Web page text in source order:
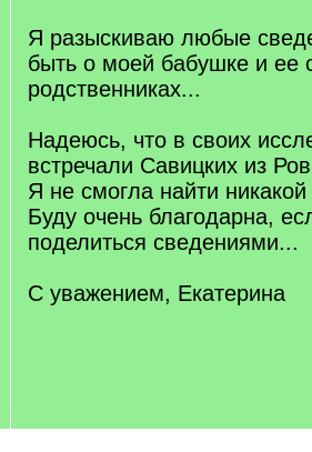
Я разыскиваю любые
быть о моей бабушке и ее
родственниках...
Надеюсь, что в своих
встречали Савицких из
Я не смогла найти
Буду очень благодарна,
поделиться сведениями...
С уважением, Екатерина